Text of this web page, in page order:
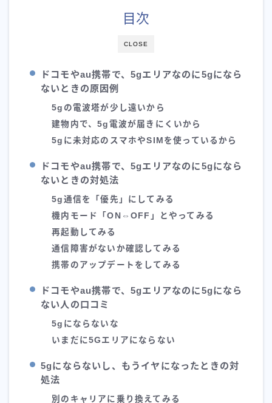
CLOSE
目次
ドコモやau携帯で、5gエリアなのに5gになら
ないときの原因例
5gの電波塔が少し遠いから
建物内で、5g電波が届きにくいから
5gに未対応のスマホやSIMを使っているから
ドコモやau携帯で、5gエリアなのに5gになら
ないときの対処法
5g通信を「優先」にしてみる
機内モード「ON⇔OFF」とやってみる
再起動してみる
通信障害がないか確認してみる
携帯のアップデートをしてみる
ドコモやau携帯で、5gエリアなのに5gになら
ない人の口コミ
5gにならないな
いまだに5Gエリアにならない
5gにならないし、もうイヤになったときの対
処法
別のキャリアに乗り換えてみる